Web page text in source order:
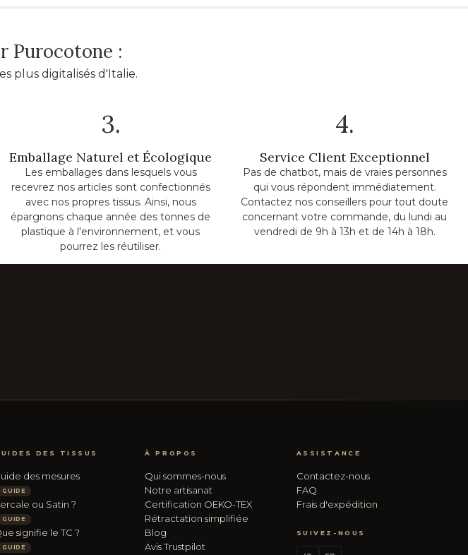
Purocotone :
plus digitalisés d'Italie.
3.
Emballage Naturel et Écologique
Les emballages dans lesquels vous
recevrez nos articles sont confectionnés
avec nos propres tissus. Ainsi, nous
épargnons chaque année des tonnes de
plastique à l'environnement, et vous
pourrez les réutiliser.
4.
Service Client Exceptionnel
Pas de chatbot, mais de vraies personnes
qui vous répondent immédiatement.
Contactez nos conseillers pour tout doute
concernant votre commande, du lundi au
vendredi de 9h à 13h et de 14h à 18h.
DES TISSUS
des mesures
GUIDE
ou Satin ?
GUIDE
signifie le TC ?
GUIDE
À PROPOS
Qui sommes-nous
Notre artisanat
Certification OEKO-TEX
Rétractation simplifiée
Blog
Avis Trustpilot
ASSISTANCE
Contactez-nous
FAQ
Frais d'expédition
SUIVEZ-NOUS